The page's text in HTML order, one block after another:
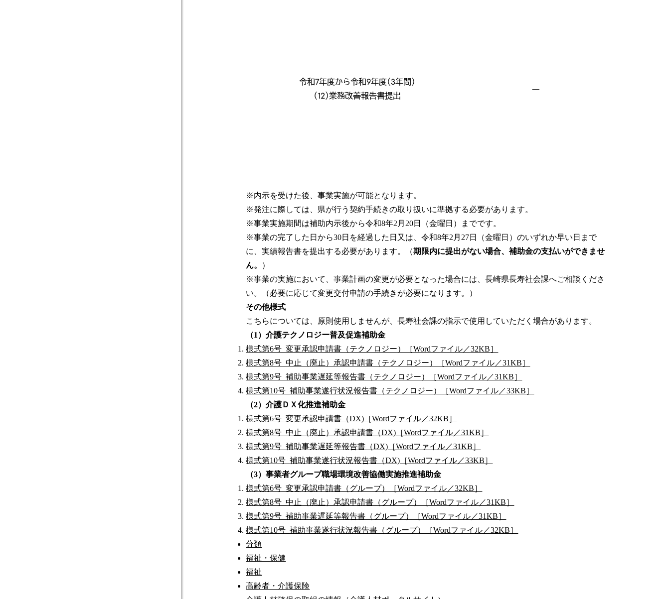
令和7年度から令和9年度（3年間）
（12）業務改善報告書提出
―
※内示を受けた後、事業実施が可能となります。
※発注に際しては、県が行う契約手続きの取り扱いに準拠する必要があります。
※事業実施期間は補助内示後から令和8年2月20日（金曜日）までです。
※事業の完了した日から30日を経過した日又は、令和8年2月27日（金曜日）のいずれか早い日まで
に、実績報告書を提出する必要があります。（期限内に提出がない場合、補助金の支払いができませ
ん。 ）
※事業の実施において、事業計画の変更が必要となった場合には、長崎県長寿社会課へご相談くださ
い。（必要に応じて変更交付申請の手続きが必要になります。）
その他様式
こちらについては、原則使用しませんが、長寿社会課の指示で使用していただく場合があります。
（1）介護テクノロジー普及促進補助金
様式第6号_変更承認申請書（テクノロジー）［Wordファイル／32KB］
様式第8号_中止（廃止）承認申請書（テクノロジー）［Wordファイル／31KB］
様式第9号_補助事業遅延等報告書（テクノロジー）［Wordファイル／31KB］
様式第10号_補助事業遂行状況報告書（テクノロジー）［Wordファイル／33KB］
（2）介護ＤＸ化推進補助金
様式第6号_変更承認申請書（DX)［Wordファイル／32KB］
様式第8号_中止（廃止）承認申請書（DX)［Wordファイル／31KB］
様式第9号_補助事業遅延等報告書（DX)［Wordファイル／31KB］
様式第10号_補助事業遂行状況報告書（DX)［Wordファイル／33KB］
（3）事業者グループ職場環境改善協働実施推進補助金
様式第6号_変更承認申請書（グループ）［Wordファイル／32KB］
様式第8号_中止（廃止）承認申請書（グループ）［Wordファイル／31KB］
様式第9号_補助事業遅延等報告書（グループ）［Wordファイル／31KB］
様式第10号_補助事業遂行状況報告書（グループ）［Wordファイル／32KB］
分類
福祉・保健
福祉
高齢者・介護保険